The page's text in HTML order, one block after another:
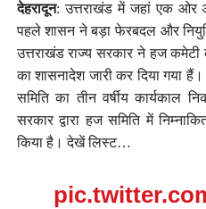
देहरादून: उत्तराखंड में जहां एक ओर
पहले शासन ने बड़ा फेरबदल और
उत्तराखंड राज्य सरकार ने हज
का शासनादेश जारी कर दिया गया
समिति का तीन वर्षीय कार्यकाल
सरकार द्वारा हज समिति में
किया है। देखें लिस्ट…